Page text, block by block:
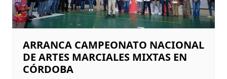
ARRANCA CAMPEONATO NACIONAL
DE ARTES MARCIALES MIXTAS EN
CÓRDOBA